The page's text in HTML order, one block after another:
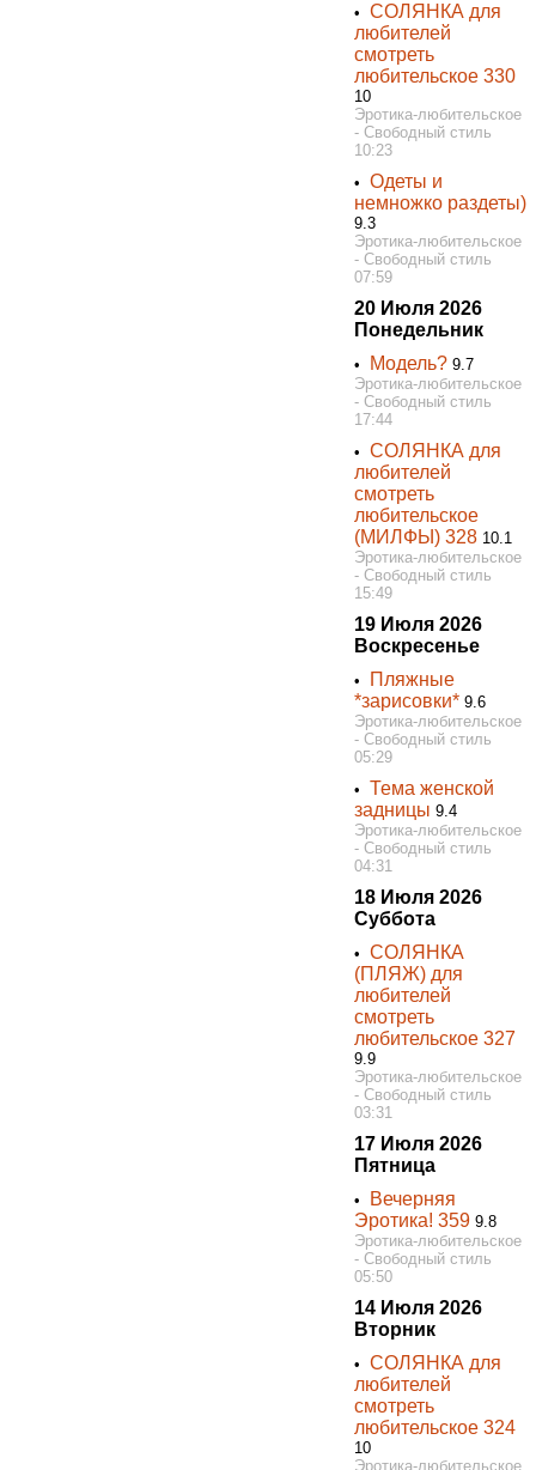
•СОЛЯНКА для
любителей
смотреть
любительское 330
10
Эротика-любительское
- Свободный стиль
10:23
•Одеты и
немножко раздеты)
9.3
Эротика-любительское
- Свободный стиль
07:59
20 Июля 2026
Понедельник
• Модель? 9.7
Эротика-любительское
- Свободный стиль
17:44
•СОЛЯНКА для
любителей
смотреть
любительское
(МИЛФЫ) 328 10.1
Эротика-любительское
- Свободный стиль
15:49
19 Июля 2026
Воскресенье
•
Пляжные
*зарисовки* 9.6
Эротика-любительское
- Свободный стиль
05:29
• Тема женской
задницы 9.4
Эротика-любительское
- Свободный стиль
04:31
18 Июля 2026
Суббота
•СОЛЯНКА
(ПЛЯЖ) для
любителей
смотреть
любительское 327
9.9
Эротика-любительское
- Свободный стиль
03:31
17 Июля 2026
Пятница
•
Вечерняя
Эротика! 359 9.8
Эротика-любительское
- Свободный стиль
05:50
14 Июля 2026
Вторник
•СОЛЯНКА для
любителей
смотреть
любительское 324
10
Эротика-любительское